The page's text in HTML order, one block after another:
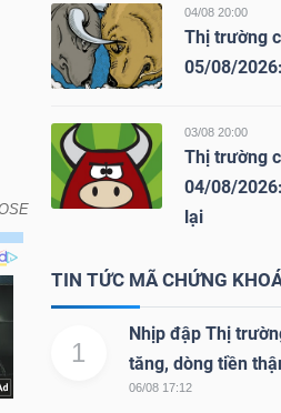
-
04/08 20:00
Thị trường
05/08/
03/08 20:00
Thị trường
04/08/
lại
TIN TỨC MÃ CHỨNG
1
Nhịp đập Thị
tăng, dòng tiền
06/08 17:12